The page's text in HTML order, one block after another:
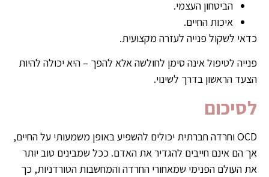
הביטחון העצמי.
איכות החיים.
כדאי לשקול פנייה לעזרה מקצועית.
פנייה לטיפול אינה סימן לחולשה אלא להפך – היא יכולה להיות
הצעד הראשון בדרך לשינוי.
לסיכום
OCD וחרדה חברתית יכולים להשפיע באופן משמעותי על החיים,
אך הם אינם חייבים להגדיר את האדם. ככל שמבינים טוב יותר
את העולם הפנימי שמאחורי החרדה והמחשבות הטורדניות, כך